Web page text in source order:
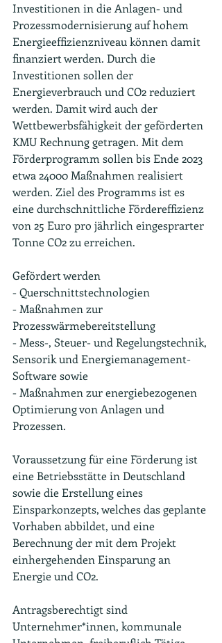
Investitionen in die Anlagen- und
Prozessmodernisierung auf hohem
Energieeffizienzniveau können damit
finanziert werden. Durch die
Investitionen sollen der
Energieverbrauch und CO2 reduziert
werden. Damit wird auch der
Wettbewerbsfähigkeit der geförderten
KMU Rechnung getragen. Mit dem
Förderprogramm sollen bis Ende 2023
etwa 24000 Maßnahmen realisiert
werden. Ziel des Programms ist es
eine durchschnittliche Fördereffizienz
von 25 Euro pro jährlich eingesprarter
Tonne CO2 zu erreichen.
Gefördert werden
- Querschnittstechnologien
- Maßnahmen zur
Prozesswärmebereitstellung
- Mess-, Steuer- und Regelungstechnik,
Sensorik und Energiemanagement-
Software sowie
- Maßnahmen zur energiebezogenen
Optimierung von Anlagen und
Prozessen.
Voraussetzung für eine Förderung ist
eine Betriebsstätte in Deutschland
sowie die Erstellung eines
Einsparkonzepts, welches das geplante
Vorhaben abbildet, und eine
Berechnung der mit dem Projekt
einhergehenden Einsparung an
Energie und CO2.
Antragsberechtigt sind
Unternehmer*innen, kommunale